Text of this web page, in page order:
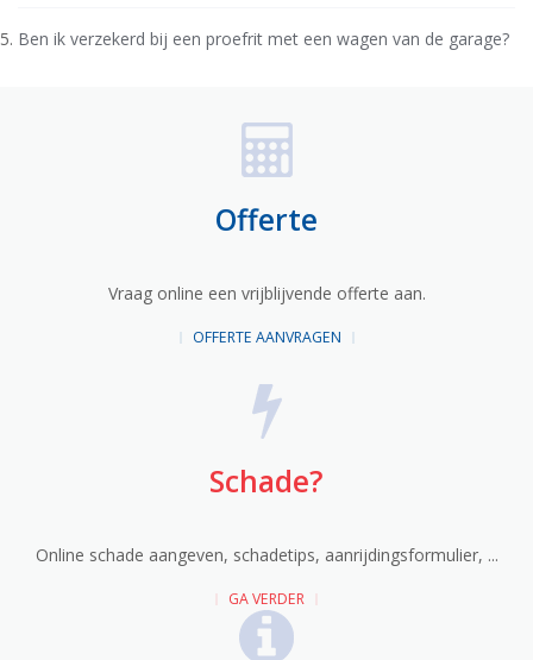
Ben ik verzekerd bij een proefrit met een wagen van de garage?
Offerte
Vraag online een vrijblijvende offerte aan.
OFFERTE AANVRAGEN
Schade?
Online schade aangeven, schadetips, aanrijdingsformulier, ...
GA VERDER